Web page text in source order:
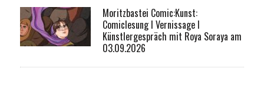
Moritzbastei Comic:Kunst:
Comiclesung I Vernissage I
Künstlergespräch mit Roya Soraya am
03.09.2026